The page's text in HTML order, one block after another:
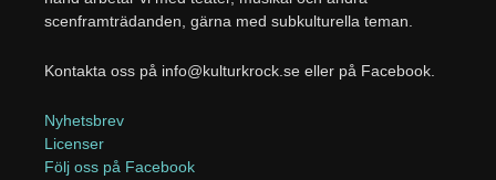
scenframträdanden, gärna med subkulturella teman.
Kontakta oss på info@kulturkrock.se eller på Facebook.
Nyhetsbrev
Licenser
Följ oss på Facebook